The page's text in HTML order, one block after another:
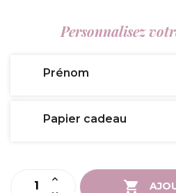
Personnalisez
Prénom
Papier cadeau